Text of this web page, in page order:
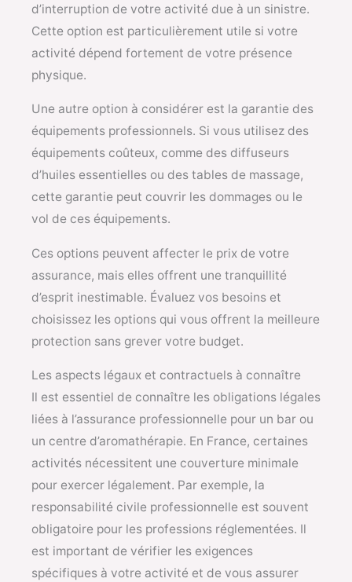
d’interruption de votre activité due à un sinistre.
Cette option est particulièrement utile si votre
activité dépend fortement de votre présence
physique.
Une autre option à considérer est la garantie des
équipements professionnels. Si vous utilisez des
équipements coûteux, comme des diffuseurs
d’huiles essentielles ou des tables de massage,
cette garantie peut couvrir les dommages ou le
vol de ces équipements.
Ces options peuvent affecter le prix de votre
assurance, mais elles offrent une tranquillité
d’esprit inestimable. Évaluez vos besoins et
choisissez les options qui vous offrent la meilleure
protection sans grever votre budget.
Les aspects légaux et contractuels à connaître
Il est essentiel de connaître les obligations légales
liées à l’assurance professionnelle pour un bar ou
un centre d’aromathérapie. En France, certaines
activités nécessitent une couverture minimale
pour exercer légalement. Par exemple, la
responsabilité civile professionnelle est souvent
obligatoire pour les professions réglementées. Il
est important de vérifier les exigences
spécifiques à votre activité et de vous assurer